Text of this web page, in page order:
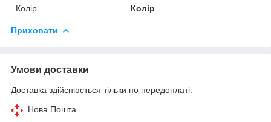
Колір
Колір
Приховати
Умови доставки
Доставка здійснюється тільки по передоплаті.
Нова Пошта